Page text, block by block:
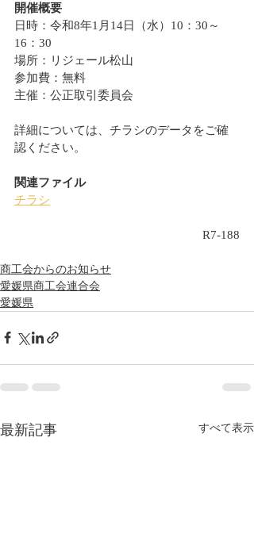
開催概要
日時：令和8年1月14日（水）10：30～
16：30
場所：リジェール松山
参加費：無料
主催：公正取引委員会
詳細については、チラシのデータをご確
認ください。
関連ファイル
チラシ
R7-188
商工会からのお知らせ
愛媛県商工会連合会
愛媛県
最新記事 すべて表示